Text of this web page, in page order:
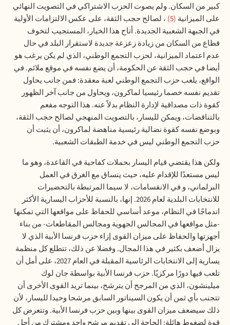
كبير من السكان. ولم يصوت الحزب الاشتراكي في التصويت النهائي
على الميزانية 5 ، لصالح حجب الثقة، على عكس الالتزامات الأولية
في الجبهة الشعبية الجديدة. أتاح هذا الخيار، المستجيب لتخوف
قطاع من السكان من زيادة زعزعة جديدة لاستقرار البلد في حال
عدم اعتماد الميزانية، لحزب التجمع الوطني، الذي لم يكن يرغب هو
أيضا في حجب الثقة عن الحكومة، أن يضع نفسه في موقع ملائم. في
الواقع، يلعب حزب التجمع الوطني لعبة معقدة: فمن جانب يحاول
تقديم نفسه خصما رئيسيا لماكرون، ويحاول من جانب آخر الظهور
كقوة ذات مصداقية لإدارة النظام بدلاً عنه. هذا التوجه مفعم
بالتناقضات، ويمكن لليسار، بالتصويت المنهجي لصالح حجب الثقة،
وبوضع نفسه كقوة نضالية رئيسية مناهضة لماكرون، أن يثبت أن
حزب التجمع الوطني ليس في خدمة الطبقات الشعبية.
ولكن هذا يقتضي قيام اليسار بحملات كفاحية في القاعدة، وهو ما
ليس مستعدًا للإقدام عليه، حيث ينساق مع الغرق في العمل
البرلماني، و في الانقسامات، لا سيما المرتبطة بالتحضيرات
للانتخابات البلدية لعام 2026. إنها، بالنسبة للأحزاب اليسارية الأكثر
اندماجًا في النظام، موعد أساسي للحفاظ على مواقعها التي تمكنها
-مثل مواقعها في المجالس الجهوية ومجالس المقاطعات- من بناء
أجهزتها والحفاظ على ميزان القوى إزاء حزب فرنسا الأبية الذي لا
يزال أضعف بكثير في هذا المجال. وفضلا عن ذلك، تتطلع كل منظمة
يسارية إلى الانتخابات الرئاسية المقبلة في العام 2027، على أمل أن
تلعب فيها دورًا مركزيًا. حزب فرنسا الأبية بواسطة جان لوك
ميلينشون، الذي من المرجح أن يترشح، بينما تريد القوى الأخرى أن
تتجنب بأي ثمن أن يكون السيناتور السابق مرشحا وحيدا لليسار، لأن
ذلك سيضعف ميزان القوى بينها وبين حزب فرنسا الأبية. وتتعرض كل
قوة لضغوط هائلة: الحاجة إلى تقديم مرشح واحد ومشترك من أجل